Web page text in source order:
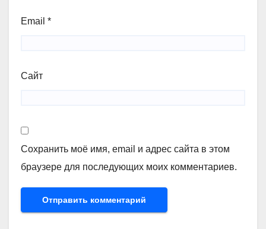
Email *
Сайт
Сохранить моё имя, email и адрес сайта в этом
браузере для последующих моих комментариев.